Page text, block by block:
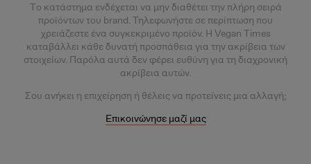
Tο κατάστημα ενδέχεται να μην διαθέτει την πλήρη σειρά
προϊόντων του brand. Τηλεφωνήστε σε περίπτωση που
χρειάζεστε ένα συγκεκριμένο προϊόν. Η Vegan Times
καταβάλλει κάθε δυνατή προσπάθεια για την ακρίβεια των
στοιχείων. Παρόλα αυτά δεν φέρει ευθύνη για τη διαχρονική
ακρίβεια αυτών.
Σου ανήκει η επιχείρηση ή θέλειςνα προτείνεις μια αλλαγή;
Επικοινώνησε μαζί μας